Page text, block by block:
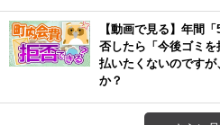
【動画で見る】年間
否したら「今後ゴミ
払いたくないのですが
か？